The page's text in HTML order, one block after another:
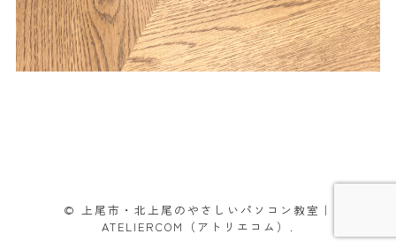
© 上尾市・北上尾のやさしいパソコン教室｜
ATELIERCOM（アトリエコム）.